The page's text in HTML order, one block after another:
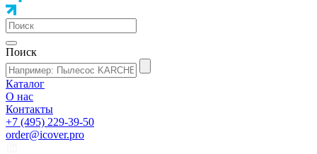
Поиск
Каталог
О нас
Контакты
+7 (495) 229-39-50
order@icover.pro